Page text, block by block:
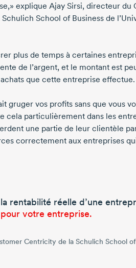
explique Ajay Sirsi, directeur du
School of Business de
plus de temps à certaines
de l’argent, et le montant est
que cette entreprise effectue.
gruger vos profits sans que vous
cela particulièrement dans les
une partie de leur clientèle
correctement aux entreprises
rentabilité réelle d’une
votre entreprise.
Centricity de la Schulich School of